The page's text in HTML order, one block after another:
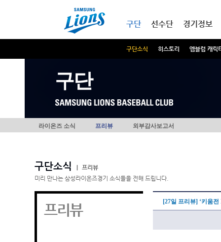
구단
구단소식 히스토리 엠블럼 캐릭
선수단 경기정보
구단
라이온즈 소식 프리뷰 외부감사보고서
구단소식
프리뷰
미리 만나는 삼성라이온즈경기 소식들을 전해 드립니다.
프리뷰 [27일 프리뷰] ‘키움